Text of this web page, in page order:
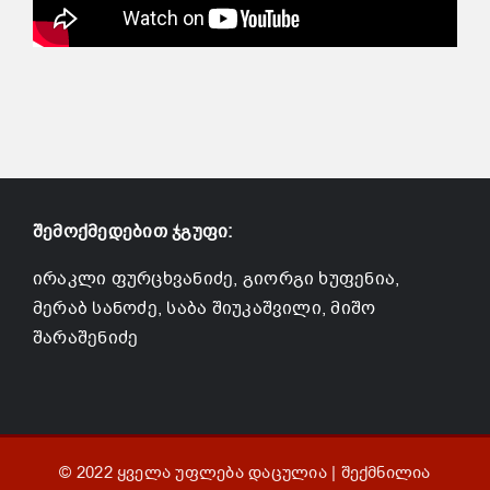
შემოქმედებით ჯგუფი:
ირაკლი ფურცხვანიძე, გიორგი ხუფენია,
მერაბ სანოძე, საბა შიუკაშვილი, მიშო
შარაშენიძე
© 2022 ყველა უფლება დაცულია | შექმნილია